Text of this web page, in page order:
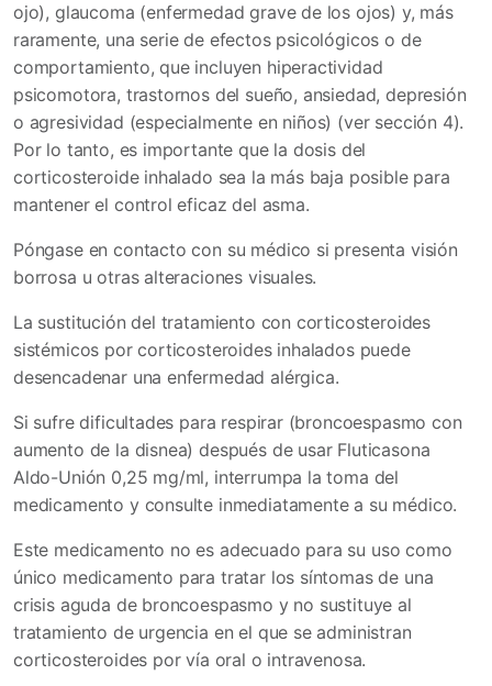
ojo), glaucoma (enfermedad grave de los ojos) y, más
raramente, una serie de efectos psicológicos o de
comportamiento, que incluyen hiperactividad
psicomotora, trastornos del sueño, ansiedad, depresión
o agresividad (especialmente en niños) (ver sección 4).
Por lo tanto, es importante que la dosis del
corticosteroide inhalado sea la más baja posible para
mantener el control eficaz del asma.
Póngase en contacto con su médico si presenta visión
borrosa u otras alteraciones visuales.
La sustitución del tratamiento con corticosteroides
sistémicos por corticosteroides inhalados puede
desencadenar una enfermedad alérgica.
Si sufre dificultades para respirar (broncoespasmo con
aumento de la disnea) después de usar Fluticasona
Aldo-Unión 0,25 mg/ml, interrumpa la toma del
medicamento y consulte inmediatamente a su médico.
Este medicamento no es adecuado para su uso como
único medicamento para tratar los síntomas de una
crisis aguda de broncoespasmo y no sustituye al
tratamiento de urgencia en el que se administran
corticosteroides por vía oral o intravenosa.